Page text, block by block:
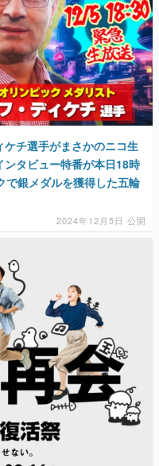
ケチ選手がまさかのニコ生
タビュー特番が本日18時
で銀メダルを獲得した五輪
2024年12月5日 公開